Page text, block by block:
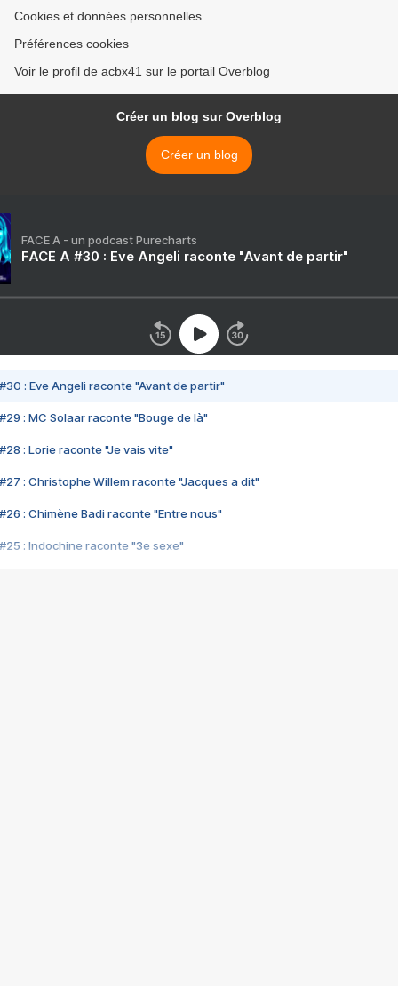
Cookies et données personnelles
Préférences cookies
Voir le profil de acbx41 sur le portail Overblog
Créer un blog sur Overblog
Créer un blog
FACE A - un podcast Purecharts
FACE A #30 : Eve Angeli raconte "Avant de partir"
#30 : Eve Angeli raconte "Avant de partir"
#29 : MC Solaar raconte "Bouge de là"
#28 : Lorie raconte "Je vais vite"
#27 : Christophe Willem raconte "Jacques a dit"
#26 : Chimène Badi raconte "Entre nous"
#25 : Indochine raconte "3e sexe"